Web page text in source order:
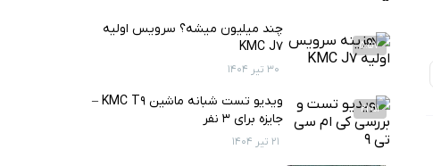
5:57
چند میلیون میشه؟ سرویس اولیه
KMC J7
30 تیر 1404
21:51
ویدیو تست شبانه ماشین KMC T9 –
جایزه برای ۳ نفر
21 تیر 1404